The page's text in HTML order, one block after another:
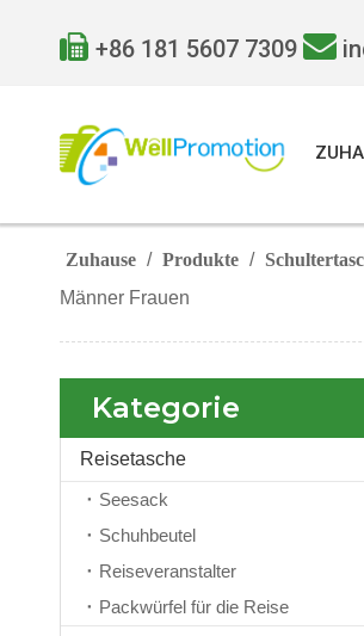
 +86 181 5607 7309 
Zuhause / Produkte /
Männer Frauen
Kategorie
Reisetasche
Seesack
Schuhbeutel
Reiseveranstalter
Packwürfel für die Reise